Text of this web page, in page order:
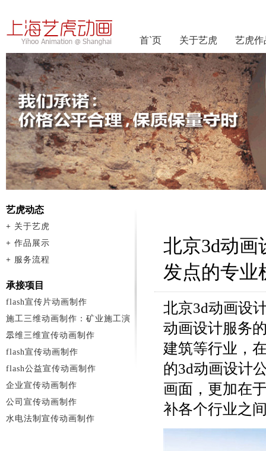
首`页 关于艺虎 艺虎作
北京3d动画
发点的专业
北京3d动画设
动画设计服务
建筑等行业，
的3d动画设计
画面，更加在
补各个行业之
艺虎动态
+ 关于艺虎
+ 作品展示
+ 服务流程
承接项目
flash宣传片动画制作
施工三维动画制作：矿业施工演
示
二维三维宣传动画制作
flash宣传动画制作
flash公益宣传动画制作
企业宣传动画制作
公司宣传动画制作
水电法制宣传动画制作